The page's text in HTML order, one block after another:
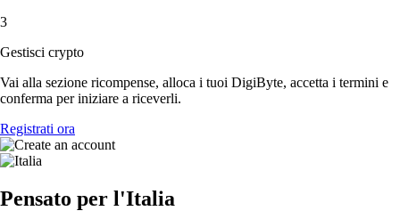
3
Gestisci crypto
Vai alla sezione ricompense, alloca i tuoi DigiByte, accetta i termini e
conferma per iniziare a riceverli.
Registrati ora
Pensato per l'Italia